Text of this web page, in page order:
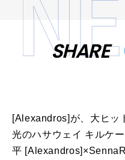
SHARE
[Alexandros]が、大ヒッ
光のハサウェイ キルケ
平